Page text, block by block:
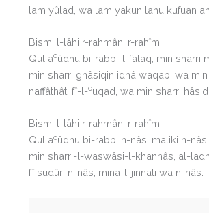
lam yûlad, wa lam yakun lahu kufuan
Bismi l-lâhi r-rahmâni r-rahîmi.
Qul acûdhu bi-rabbi-l-falaq, min sharri
min sharri ghâsiqin idhâ waqab, wa
naffâthâti fî-l-cuqad, wa min sharri
Bismi l-lâhi r-rahmâni r-rahîmi.
Qul acûdhu bi-rabbi n-nâs, maliki n-
min sharri-l-waswâsi-l-khannâs, al-
fî sudûri n-nâs, mina-l-jinnati wa n-nâs.